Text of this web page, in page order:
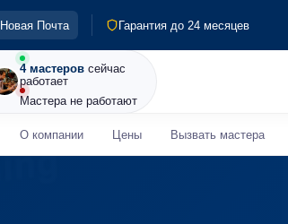
Новая Почта
Диагностика 0 грн
4 мастеровсейчас
работает
Мастера не работают
О компании Цены Вызвать мастера